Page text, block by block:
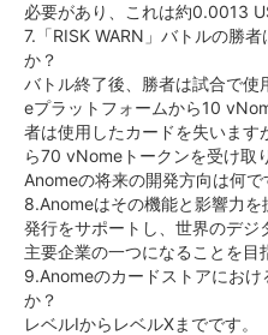
必要があり、これは約0.0013
7.「RISK WARN」バトルの勝
か？
バトル終了後、勝者は試合で
eプラットフォームから10
者は使用したカードを失いま
ら70 vNomeトークンを受け取
Anomeの将来の開発方向は何で
8.Anomeはその機能と影響力
発行をサポートし、世界のデ
主要企業の一つになることを目
9.Anomeのカードストアにお
か？
レベルIからレベルXまでです。